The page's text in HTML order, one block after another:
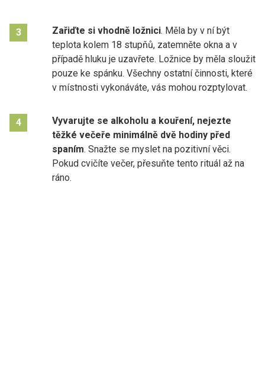
3 Zařiďte si vhodně ložnici. Měla by v ní být
teplota kolem 18 stupňů, zatemněte okna a v
případě hluku je uzavřete. Ložnice by měla sloužit
pouze ke spánku. Všechny ostatní činnosti, které
v místnosti vykonáváte, vás mohou rozptylovat.
4
Vyvarujte se alkoholu a kouření, nejezte
těžké večeře minimálně dvě hodiny před
spaním. Snažte se myslet na pozitivní věci.
Pokud cvičíte večer, přesuňte tento rituál až na
ráno.